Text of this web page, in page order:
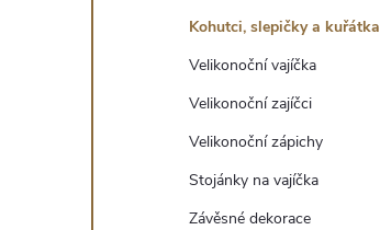
Kohutci, slepičky a kuřátka
Velikonoční vajíčka
Velikonoční zajíčci
Velikonoční zápichy
Stojánky na vajíčka
Závěsné dekorace